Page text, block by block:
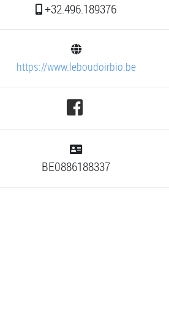
+32.496.189376
https://www.leboudoirbio.be
BE0886188337